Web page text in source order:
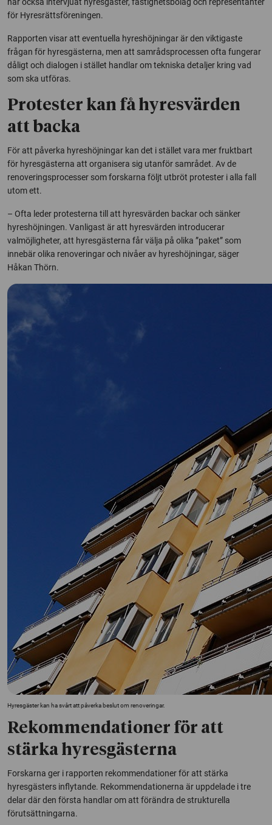
för Hyresrättsföreningen.
Rapporten visar att eventuella hyreshöjningar är den viktigaste
frågan för hyresgästerna, men att samrådsprocessen ofta fungerar
dåligt och dialogen i stället handlar om tekniska detaljer kring vad
som ska utföras.
Protester kan få hyresvärden
att backa
För att påverka hyreshöjningar kan det i stället vara mer fruktbart
för hyresgästerna att organisera sig utanför samrådet. Av de
renoveringsprocesser som forskarna följt utbröt protester i alla fall
utom ett.
– Ofta leder protesterna till att hyresvärden backar och sänker
hyreshöjningen. Vanligast är att hyresvärden introducerar
valmöjligheter, att hyresgästerna får välja på olika ”paket” som
innebär olika renoveringar och nivåer av hyreshöjningar, säger
Håkan Thörn.
Hyresgäster kan ha svårt att påverka beslut om renoveringar.
Rekommendationer för att
stärka hyresgästerna
Forskarna ger i rapporten rekommendationer för att stärka
hyresgästers inflytande. Rekommendationerna är uppdelade i tre
delar där den första handlar om att förändra de strukturella
förutsättningarna.